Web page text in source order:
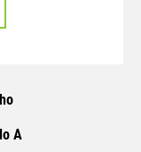
A